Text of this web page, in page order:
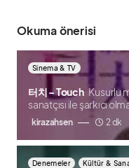
Okuma önerisi
Sinema & TV
터치 – Touch Kusurlu
sanatçısı ile şarkıcı
kirazahsen 2 dk
Denemeler Kültür &